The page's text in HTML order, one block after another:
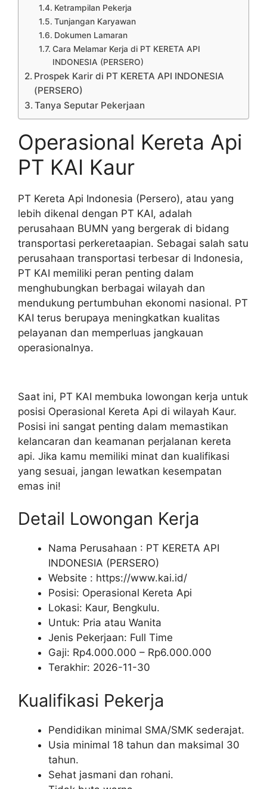
Ketrampilan Pekerja
Tunjangan Karyawan
Dokumen Lamaran
Cara Melamar Kerja di PT KERETA API
INDONESIA (PERSERO)
Prospek Karir di PT KERETA API INDONESIA
(PERSERO)
Tanya Seputar Pekerjaan
Operasional Kereta Api
PT KAI Kaur
PT Kereta Api Indonesia (Persero), atau yang
lebih dikenal dengan PT KAI, adalah
perusahaan BUMN yang bergerak di bidang
transportasi perkeretaapian. Sebagai salah satu
perusahaan transportasi terbesar di Indonesia,
PT KAI memiliki peran penting dalam
menghubungkan berbagai wilayah dan
mendukung pertumbuhan ekonomi nasional. PT
KAI terus berupaya meningkatkan kualitas
pelayanan dan memperluas jangkauan
operasionalnya.
Saat ini, PT KAI membuka lowongan kerja untuk
posisi Operasional Kereta Api di wilayah Kaur.
Posisi ini sangat penting dalam memastikan
kelancaran dan keamanan perjalanan kereta
api. Jika kamu memiliki minat dan kualifikasi
yang sesuai, jangan lewatkan kesempatan
emas ini!
Detail Lowongan Kerja
Nama Perusahaan : PT KERETA API
INDONESIA (PERSERO)
Website : https://www.kai.id/
Posisi: Operasional Kereta Api
Lokasi: Kaur, Bengkulu.
Untuk: Pria atau Wanita
Jenis Pekerjaan: Full Time
Gaji: Rp4.000.000 – Rp6.000.000
Terakhir: 2026-11-30
Kualifikasi Pekerja
Pendidikan minimal SMA/SMK sederajat.
Usia minimal 18 tahun dan maksimal 30
tahun.
Sehat jasmani dan rohani.